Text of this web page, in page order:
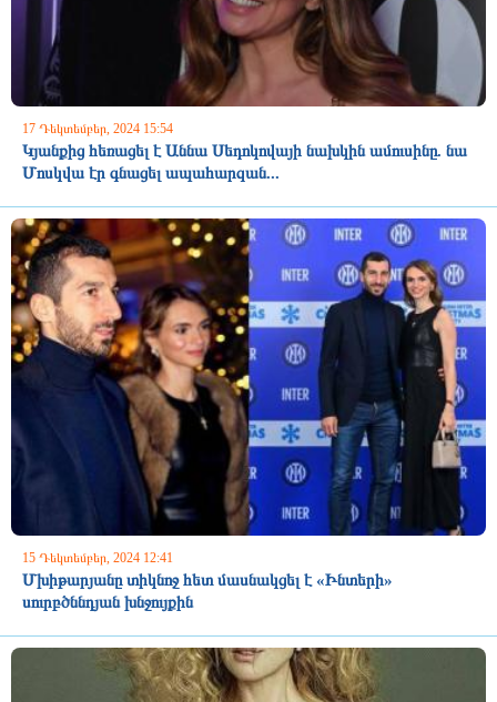
17 Դեկտեմբեր, 2024 15:54
Կյանքից հեռացել է Աննա Սեդոկովայի նախկին ամուսինը. նա
Մոսկվա էր գնացել ապահարզան...
15 Դեկտեմբեր, 2024 12:41
Մխիթարյանը տիկնոջ հետ մասնակցել է «Ինտերի»
սուրբծննդյան խնջույքին